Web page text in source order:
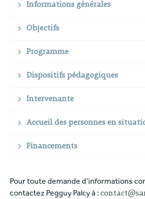
Informations générales
Objectifs
Programme
Dispositifs pédagogiques
Intervenante
Accueil des personnes en
Financements
Pour toute demande d’informations
contactez Pegguy Palcy à :